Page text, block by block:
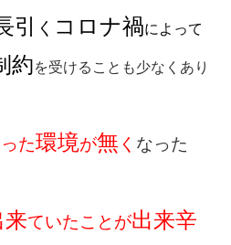
引 く コロナ禍によって
約を受けることも少なくあり
た環境が無 く なった
来ていたことが出来辛